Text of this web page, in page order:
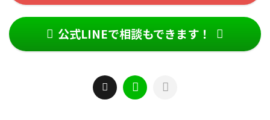
公式LINEで相談もできます！